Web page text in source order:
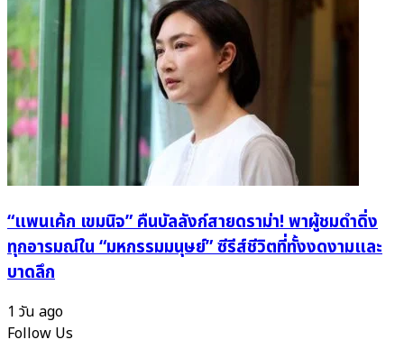
“แพนเค้ก เขมนิจ” คืนบัลลังก์สายดราม่า! พาผู้ชมดำดิ่ง
ทุกอารมณ์ใน “มหกรรมมนุษย์” ซีรีส์ชีวิตที่ทั้งงดงามและ
บาดลึก
1 วัน ago
Follow Us